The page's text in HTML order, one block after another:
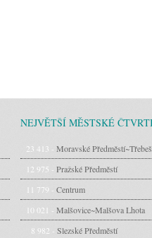
NEJVĚTŠÍ MĚSTSKÉ
23 413 - Moravské Předměstí~Třebeš
12 975 - Pražské Předměstí
11 779 - Centrum
10 021 - Malšovice~Malšova Lhota
8 982 - Slezské Předměstí